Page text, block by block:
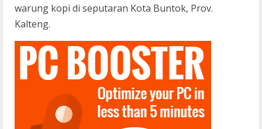
warung kopi di seputaran Kota Buntok, Prov.
Kalteng.